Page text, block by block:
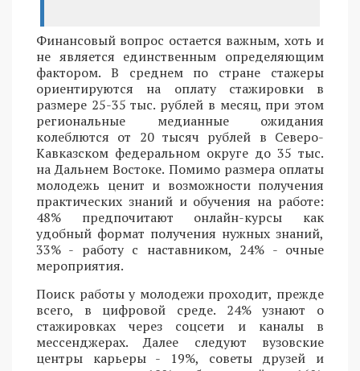
Финансовый вопрос остается важным, хоть и
не является единственным определяющим
фактором. В среднем по стране стажеры
ориентируются на оплату стажировки в
размере 25-35 тыс. рублей в месяц, при этом
региональные медианные ожидания
колеблются от 20 тысяч рублей в Северо-
Кавказском федеральном округе до 35 тыс.
на Дальнем Востоке. Помимо размера оплаты
молодежь ценит и возможности получения
практических знаний и обучения на работе:
48% предпочитают онлайн-курсы как
удобный формат получения нужных знаний,
33% - работу с наставником, 24% - очные
мероприятия.
Поиск работы у молодежи проходит, прежде
всего, в цифровой среде. 24% узнают о
стажировках через соцсети и каналы в
мессенджерах. Далее следуют вузовские
центры карьеры - 19%, советы друзей и